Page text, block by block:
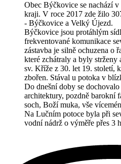
Obec Býčkovice se nachází
kraji. V roce 2017 zde žilo
- Býčkovice a Velký Újezd.
Býčkovice jsou protáhlým
frekventované komunikace
zástavba je silně ochuzena o
které zchátraly a byly
sv. Kříže z 30. let 19. století,
zbořen. Stával u potoka v
Do dnešní doby se
architektury, pozdně barokní
soch, Boží muka, vše
Na Lučním potoce byla při
vodní nádrž o výměře přes 3